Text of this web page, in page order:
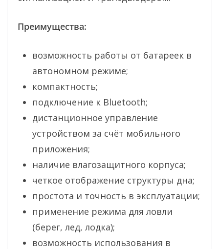
Преимущества:
возможность работы от батареек в
автономном режиме;
компактность;
подключение к Bluetooth;
дистанционное управление
устройством за счёт мобильного
приложения;
наличие влагозащитного корпуса;
четкое отображение структуры дна;
простота и точность в эксплуатации;
применение режима для ловли
(берег, лед, лодка);
возможность использования в